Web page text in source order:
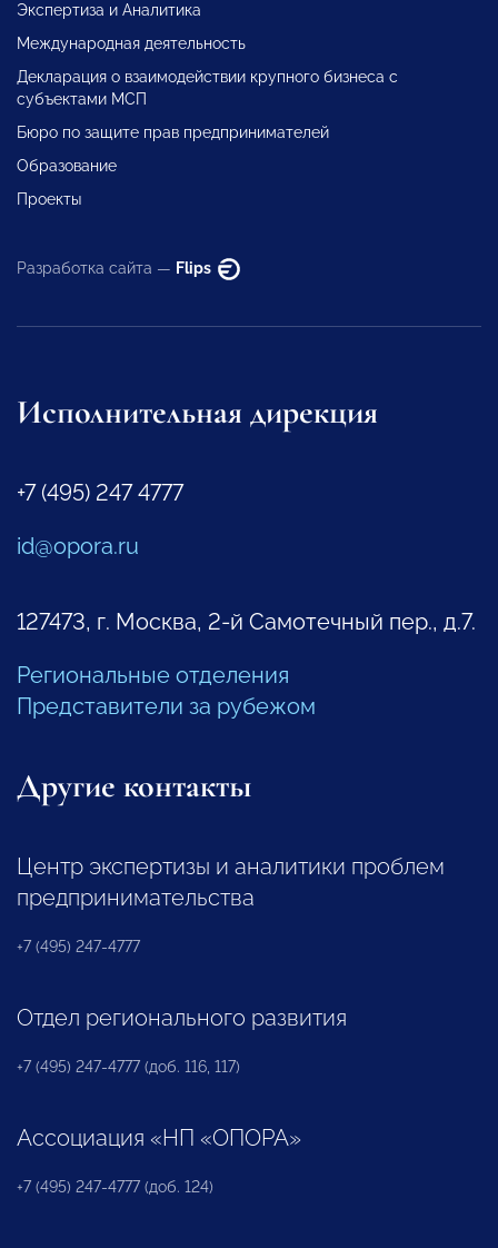
Экспертиза и Аналитика
Международная деятельность
Декларация о взаимодействии крупного бизнеса с
субъектами МСП
Бюро по защите прав предпринимателей
Образование
Проекты
Разработка сайта — Flips
Исполнительная дирекция
+7 (495) 247 4777
id@opora.ru
127473, г. Москва, 2-й Самотечный пер., д.7.
Региональные отделения
Представители за рубежом
Другие контакты
Центр экспертизы и аналитики проблем
предпринимательства
+7 (495) 247-4777
Отдел регионального развития
+7 (495) 247-4777 (доб. 116, 117)
Ассоциация «НП «ОПОРА»
+7 (495) 247-4777 (доб. 124)